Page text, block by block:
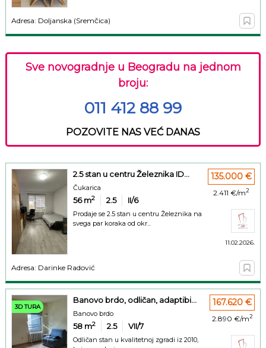
Adresa: Doljanska (Sremčica)
Sve novogradnje u Beogradu na jednom
broju:
011 412 88 99
POZOVITE NAS VEĆ DANAS
2.5 stan u centru Železnika ID...
Čukarica
56m2 2.5 II/6
Prodaje se 2.5 stan u centru Železnika na
svega par koraka od okr...
135.000 €
2.411 €/m2
11.02.2026.
Adresa: Darinke Radović
3D TURA
Banovo brdo, odličan, adaptibi...
Banovo brdo
58 m2 2.5 VII/7
Odličan stan u kvalitetnoj zgradi iz 2010,
167.620 €
2.890 €/m2